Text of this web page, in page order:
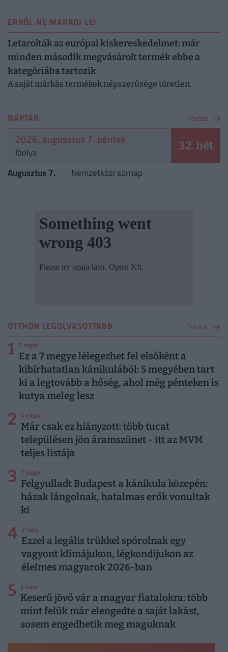
ERRŐL NE MARADJ LE!
Letarolták az európai kiskereskedelmet: már
minden második megvásárolt termék ebbe a
kategóriába tartozik
A saját márkás termékek népszerűsége töretlen.
NAPTÁR Tovább
2026. augusztus 7. péntek
Ibolya 32. hét
Augusztus 7. Nemzetközi sörnap
OTTHON LEGOLVASOTTABB Tovább
1 2 napja
Ez a 7 megye lélegezhet fel elsőként a
kibírhatatlan kánikulából: 5 megyében tart
ki a legtovább a hőség, ahol még pénteken is
kutya meleg lesz
2 4 napja
Már csak ez hiányzott: több tucat
településen jön áramszünet - itt az MVM
teljes listája
3 7 napja
Felgyulladt Budapest a kánikula közepén:
házak lángolnak, hatalmas erők vonultak
ki
4 3 hete
Ezzel a legális trükkel spórolnak egy
vagyont klímájukon, légkondijukon az
élelmes magyarok 2026-ban
5 2 hete
Keserű jövő vár a magyar fiatalokra: több
mint felük már elengedte a saját lakást,
sosem engedhetik meg maguknak